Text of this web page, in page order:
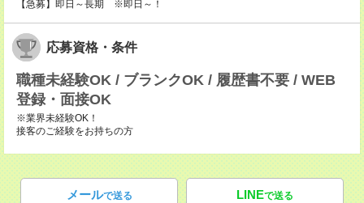
【急募】即日～長期 ※即日～！
応募資格・条件
職種未経験OK / ブランクOK / 履歴書不要 / WEB
登録・面接OK
※業界未経験OK！
接客のご経験をお持ちの方
メールで送る LINEで送る